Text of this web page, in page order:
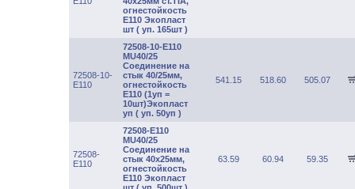
огнестойкость
Е110 Экопласт
шт ( уп. 165шт )
72508-10-
E110
72508-10-E110
MU40/25
Соединение на
стык 40/25мм,
огнестойкость
Е110 (1уп =
10шт)Экопласт
уп ( уп. 50уп )
541.15 518.60 505.07
72508-
E110
72508-E110
MU40/25
Соединение на
стык 40х25мм,
огнестойкость
Е110 Экопласт
63.59 60.94 59.35